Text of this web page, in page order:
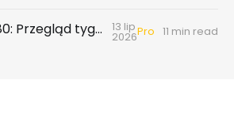
INSIGHT #180: Przegląd tygodniowy | Badanie ankietowe NBP - rynek wtórny & najem 13 lip
2026Pro 11 min read